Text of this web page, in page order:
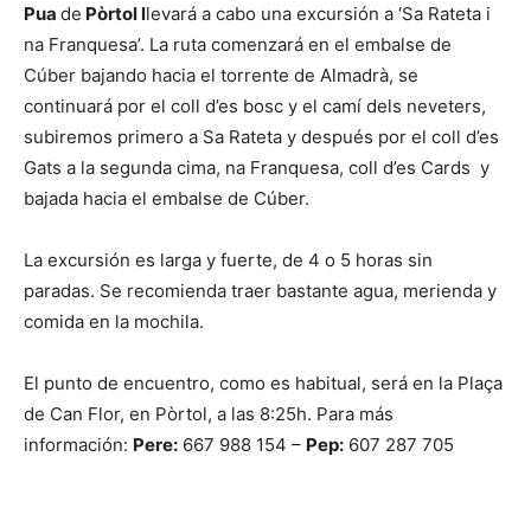
Pua de Pòrtolllevará a cabo una excursión a ‘Sa Rateta i
na Franquesa’. La ruta comenzará en el embalse de
Cúber bajando hacia el torrente de Almadrà, se
continuará por el coll d’es bosc y el camí dels neveters,
subiremos primero a Sa Rateta y después por el coll d’es
Gats a la segunda cima, na Franquesa, coll d’es Cards y
bajada hacia el embalse de Cúber.
La excursión es larga y fuerte, de 4 o 5 horas sin
paradas. Se recomienda traer bastante agua, merienda y
comida en la mochila.
El punto de encuentro, como es habitual, será en la Plaça
de Can Flor, en Pòrtol, a las 8:25h. Para más
información: Pere: 667 988 154 – Pep: 607 287 705